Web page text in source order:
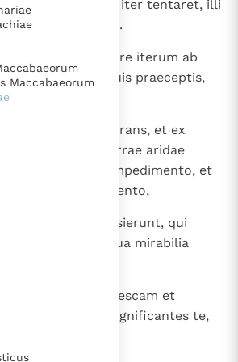
"De stad is zowel een gave als
toont ons de noodzaak om
toe te keren.
stelt heel veel belangrijke
van de Rooms
in het Nederlands beschikbaar
van donaties.
Maccabaeorum
tuus mirabile iter tentaret, illi
invenirent.
in suo genere iterum ab
deserviens tuis praeceptis,
illaesi.
eorum obumbrans, et ex
erat, emersio terrae aridae
Rubro via sine impedimento, et
de fluctu violento,
tota natione transierunt, qui
manu, videntes tua mirabilia
equi depaverunt escam et
exsultaverunt, magnificantes te,
illos.